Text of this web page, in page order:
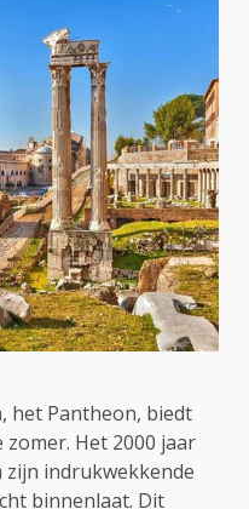
het Pantheon, biedt
Het 2000 jaar
indrukwekkende
binnenlaat. Dit